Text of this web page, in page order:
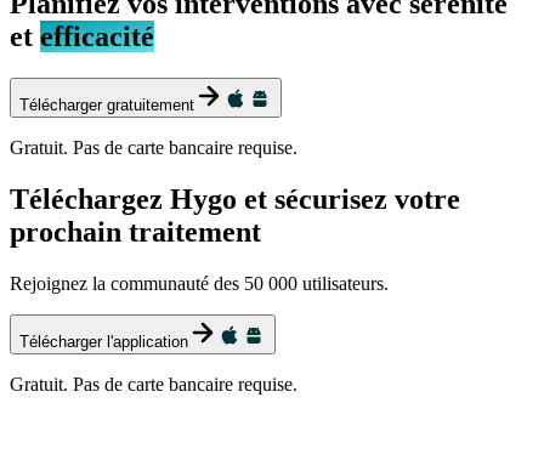
et efficacité
Télécharger gratuitement
Gratuit. Pas de carte bancaire requise.
Téléchargez Hygo et sécurisez votre
prochain traitement
Rejoignez la communauté des 50 000 utilisateurs.
Télécharger l'application
Gratuit. Pas de carte bancaire requise.